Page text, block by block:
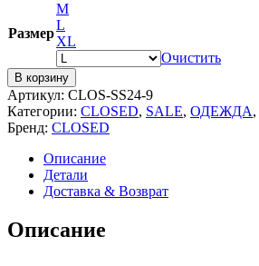
Размер
M
L
XL
Очистить
В корзину
Артикул: CLOS-SS24-9
Категории: CLOSED, SALE, ОДЕЖДА,
Бренд: CLOSED
Описание
Детали
Доставка & Возврат
Описание